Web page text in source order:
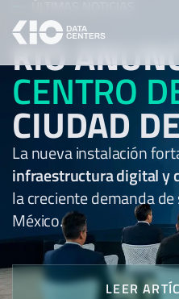
KIO
CENTRO
CIUDAD
La nueva instalación
infraestructura digital y
la creciente demanda
México.
LEER